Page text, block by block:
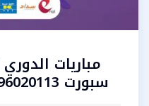
مباريات
سبورت 96020113 الكويت